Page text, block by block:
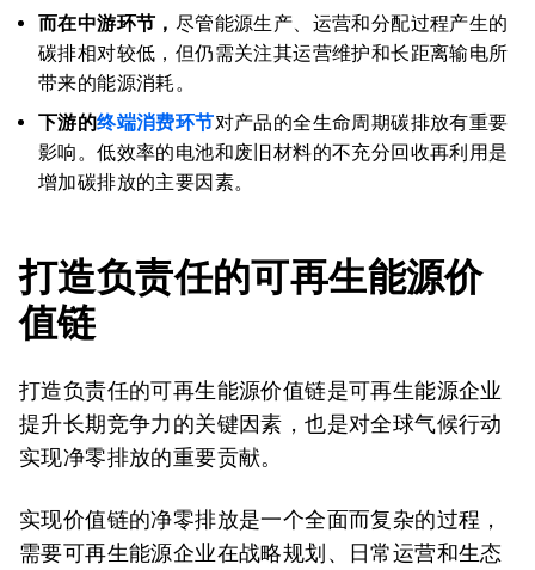
而在中游环节， 尽管能源生产、运营和分配过程产生的
碳排相对较低，但仍需关注其运营维护和长距离输电所
带来的能源消耗。
下游的终端消费环节对产品的全生命周期碳排放有重要
影响。低效率的电池和废旧材料的不充分回收再利用是
增加碳排放的主要因素。
打造负责任的可再生能源价
值链
打造负责任的可再生能源价值链是可再生能源企业
提升长期竞争力的关键因素，也是对全球气候行动
实现净零排放的重要贡献。
实现价值链的净零排放是一个全面而复杂的过程，
需要可再生能源企业在战略规划、日常运营和生态